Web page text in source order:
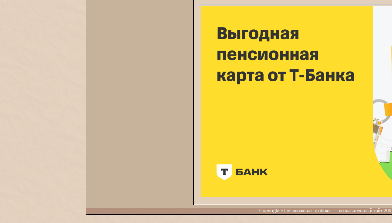
Copyright © «Социальная фобия» — познавательный сайт